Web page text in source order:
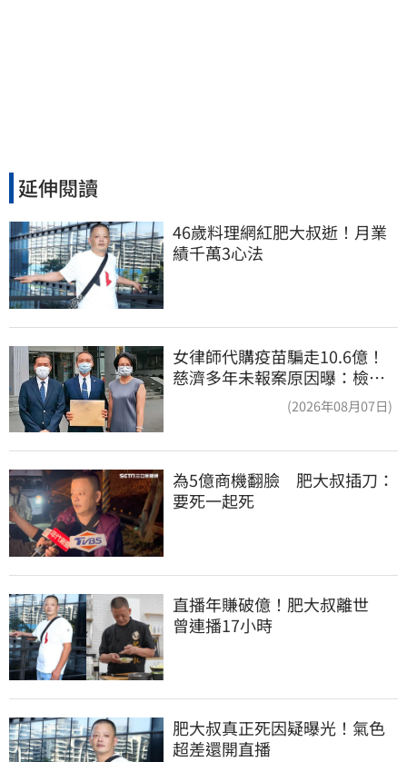
延伸閱讀
46歲料理網紅肥大叔逝！月業
績千萬3心法
女律師代購疫苗騙走10.6億！
慈濟多年未報案原因曝：檢警
(2026年08月07日)
為5億商機翻臉　肥大叔插刀：
要死一起死
直播年賺破億！肥大叔離世
曾連播17小時
肥大叔真正死因疑曝光！氣色
超差還開直播